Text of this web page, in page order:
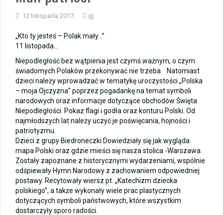
Warsztaty „Bezpieczne Wakacje”
Zakończenie roku – przydział gabinetów
Zakończenie roku – autobusy szkolne
Wycieczka klasy 3b i 3d do Zieleniewa i Kołobrzegu
„Ostatni zamek „
🌊🏰 Wycieczka do Trójmiasta i Malborka 🏰🌊
📚🧇🍧PODZIĘKOWANIA🍧🧇📚
Gala Laureatów – przeniesiona na wrzesień
Ósme miejsce w województwie i brązowy medal indywidualnie!
12 listopada 2017 gj
„Kto ty jesteś – Polak mały…”
11 listopada…
Niepodległość bez wątpienia jest czymś ważnym, o czym
świadomych Polaków przekonywać nie trzeba. Natomiast
dzieci należy wprowadzać w tematykę uroczystości „Polska
– moja Ojczyzna” poprzez pogadankę na temat symboli
narodowych oraz informacje dotyczące obchodów Święta
Niepodległości. Pokaz flagi i godła oraz konturu Polski. Od
najmłodszych lat należy uczyć je poświęcania, hojności i
patriotyzmu.
Dzieci z grupy Biedroneczki Dowiedziały się jak wygląda
mapa Polski oraz gdzie mieści się nasza stolica -Warszawa.
Zostały zapoznane z historycznymi wydarzeniami, wspólnie
odśpiewały Hymn Narodowy z zachowaniem odpowiedniej
postawy. Recytowały wiersz pt. „Katechizm dziecka
polskiego”, a także wykonały wiele prac plastycznych
dotyczących symboli państwowych, które wszystkim
dostarczyły sporo radości.